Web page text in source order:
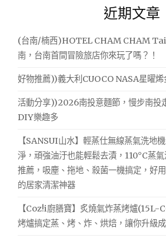
近期文章
(台南/楠西)HOTEL CHAM CHAM
南，台南首間冒險旅店你來玩了嗎？！
好物推薦))義大利CUOCO NASA星曜
活動分享))2026南投意麵節，慢步南投
DIY樂趣多
【SANSUI山水】輕蒸仕無線蒸氣洗地
淨，頑強油汙也能輕鬆去漬，110°C蒸
推薦，吸塵、拖地、殺菌一機搞定，好
的居家清潔神器
【Coz!i廚膳寶】炙燒氣炸蒸烤爐(15L-
烤爐搞定蒸、烤、炸、烘焙，讓你升級